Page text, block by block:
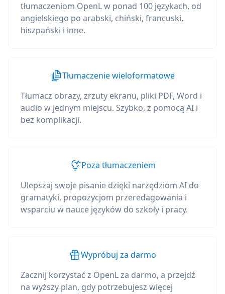
tłumaczeniom OpenL w ponad 100 językach, od
angielskiego po arabski, chiński, francuski,
hiszpański i inne.
Tłumaczenie wieloformatowe
Tłumacz obrazy, zrzuty ekranu, pliki PDF, Word i
audio w jednym miejscu. Szybko, z pomocą AI i
bez komplikacji.
Poza tłumaczeniem
Ulepszaj swoje pisanie dzięki narzędziom AI do
gramatyki, propozycjom przeredagowania i
wsparciu w nauce języków do szkoły i pracy.
Wypróbuj za darmo
Zacznij korzystać z OpenL za darmo, a przejdź
na wyższy plan, gdy potrzebujesz więcej